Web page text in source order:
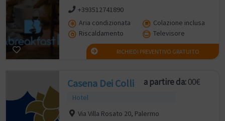
+393512741890
Aria condizionata
Colazione inclusa
Riscaldamento
Televisore
RICHIEDI PREVENTIVO GRATUITO
Casena Dei Colli
Hotel
a partire da:00€
Via Villa Rosato 20, Palermo